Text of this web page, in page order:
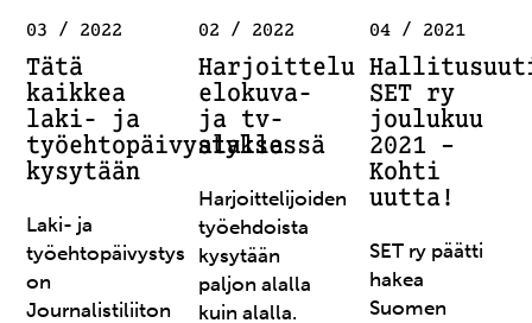
03 / 2022
Tätä
kaikkea
laki- ja
työehtopäivystyksessä
kysytään
Laki- ja
työehtopäivystys
on
Journalistiliiton
02 / 2022
Harjoittelu
elokuva-
ja tv-
alalla
Harjoittelijoiden
työehdoista
kysytään
paljon alalla
kuin alalla.
04 / 2021
SET ry
joulukuu
2021 –
Kohti
uutta!
SET ry päätti
hakea
Suomen